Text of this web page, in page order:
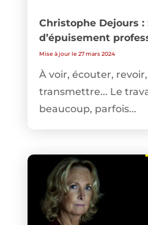
Christophe Dejours :
d’épuisement
Mise à jour le 27 mars 2024
À voir, écouter,
transmettre... Le
beaucoup, parfois...